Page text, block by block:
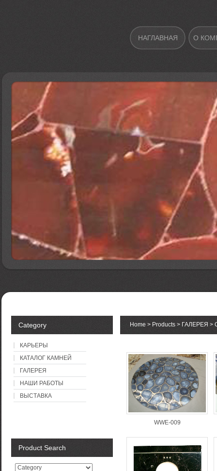
НАГЛАВНАЯ О
ВЫСТАВКА
Home> Products > ГАЛЕРЕЯ>
WWE-009
Category
КАРЬЕРЫ
КАТАЛОГ КАМНЕЙ
ГАЛЕРЕЯ
НАШИ РАБОТЫ
ВЫСТАВКА
Product Search